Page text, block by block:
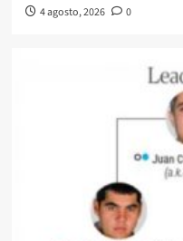
4 agosto, 2026 0